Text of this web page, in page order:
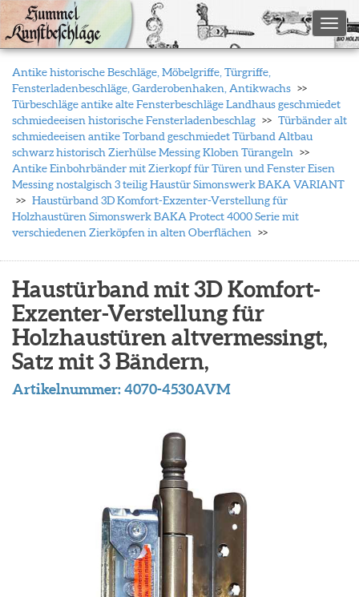
Antike historische Beschläge, Möbelgriffe, Türgriffe,
Fensterladenbeschläge, Garderobenhaken, Antikwachs
Türbeschläge antike alte Fensterbeschläge Landhaus geschmiedet
schmiedeeisen historische Fensterladenbeschlag
Türbänder alt
schmiedeeisen antike Torband geschmiedet Türband Altbau
schwarz historisch Zierhülse Messing Kloben Türangeln
Antike Einbohrbänder mit Zierkopf für Türen und Fenster Eisen
Messing nostalgisch 3 teilig Haustür Simonswerk BAKA VARIANT
Haustürband 3D Komfort-Exzenter-Verstellung für
Holzhaustüren Simonswerk BAKA Protect 4000 Serie mit
verschiedenen Zierköpfen in alten Oberflächen
Haustürband mit 3D Komfort-
Exzenter-Verstellung für
Holzhaustüren altvermessingt,
Satz mit 3 Bändern,
Artikelnummer:4070-4530AVM